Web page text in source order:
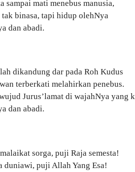
sampai mati menebus manusia,
binasa, tapi hidup olehNya
dan abadi.
dikandung dar pada Roh Kudus
terberkati melahirkan penebus.
Jurus’lamat di wajahNya yang
dan abadi.
sorga, puji Raja semesta!
duniawi, puji Allah Yang Esa!